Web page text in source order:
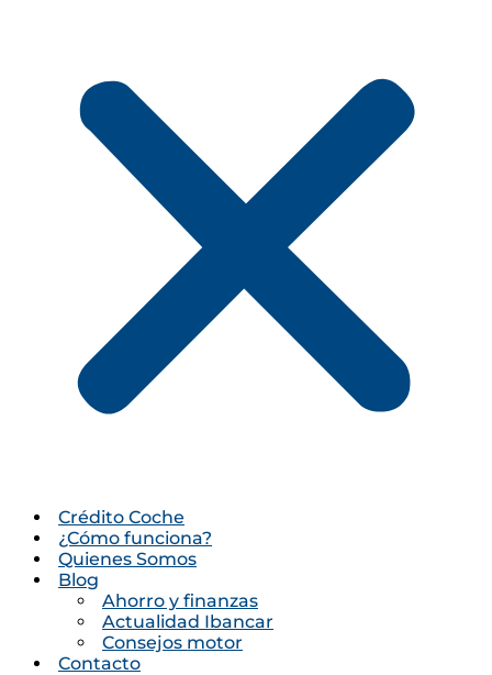
Crédito Coche
¿Cómo funciona?
Quienes Somos
Blog
Ahorro y finanzas
Actualidad Ibancar
Consejos motor
Contacto